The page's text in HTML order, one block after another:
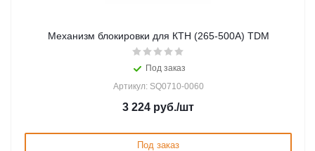
Механизм блокировки для КТН (265-500А) TDM
Под заказ
Артикул: SQ0710-0060
3 224 руб./шт
Под заказ